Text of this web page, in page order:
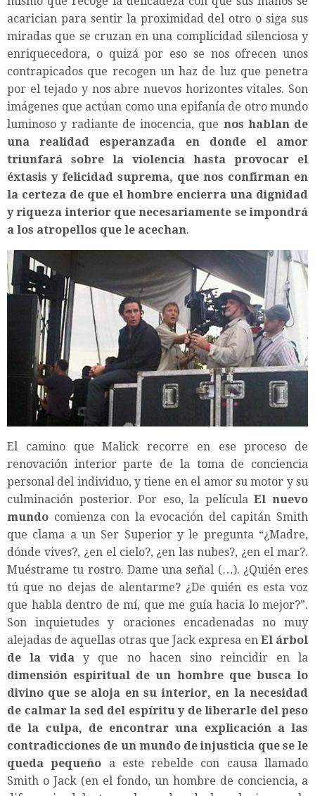
acarician para sentir la proximidad del otro o siga sus
miradas que se cruzan en una complicidad silenciosa y
enriquecedora, o quizá por eso se nos ofrecen unos
contrapicados que recogen un haz de luz que penetra
por el tejado y nos abre nuevos horizontes vitales. Son
imágenes que actúan como una epifanía de otro mundo
luminoso y radiante de inocencia, que nos hablan de
una realidad esperanzada en donde el amor
triunfará sobre la violencia hasta provocar el
éxtasis y felicidad suprema, que nos confirman en
la certeza de que el hombre encierra una dignidad
y riqueza interior que necesariamente se impondrá
a los atropellos que le acechan.
El camino que Malick recorre en ese proceso de
renovación interior parte de la toma de conciencia
personal del individuo, y tiene en el amor su motor y su
culminación posterior. Por eso, la películaEl nuevo
mundo comienza con la evocación del capitán Smith
que clama a un Ser Superior y le pregunta “¿Madre,
dónde vives?, ¿en el cielo?, ¿en las nubes?, ¿en el mar?.
Muéstrame tu rostro. Dame una señal (…). ¿Quién eres
tú que no dejas de alentarme? ¿De quién es esta voz
que habla dentro de mí, que me guía hacia lo mejor?”.
Son inquietudes y oraciones encadenadas no muy
alejadas de aquellas otras que Jack expresa en El árbol
de la vida y que no hacen sino reincidir en la
dimensión espiritual de un hombre que busca lo
divino que se aloja en su interior, en la necesidad
de calmar la sed del espíritu y de liberarle del peso
de la culpa, de encontrar una explicación a las
contradicciones de un mundo de injusticia que se le
queda pequeño a este rebelde con causa llamado
Smith o Jack (en el fondo, un hombre de conciencia, a